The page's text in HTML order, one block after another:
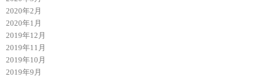
2020年2月
2020年1月
2019年12月
2019年11月
2019年10月
2019年9月